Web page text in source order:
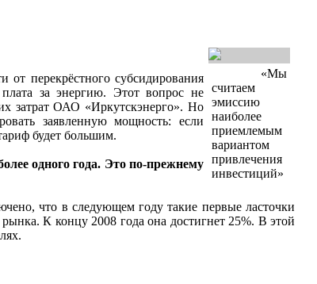
«Мы
считаем
эмиссию
наиболее
приемлемым
вариантом
привлечения
инвестиций»
перекрёстного субсидирования
за энергию. Этот вопрос не
затрат ОАО «Иркутскэнерго». Но
заявленную мощность: если
будет большим.
одного года. Это по-прежнему
что в следующем году такие первые ласточки
К концу 2008 года она достигнет 25%. В этой